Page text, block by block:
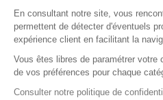
En consultant notre site, vous
permettent de détecter d'éventuels
expérience client en facilitant la
Vous êtes libres de paramétrer
de vos préférences pour chaque
Consulter notre politique de
Aide
Qui sommes-nous
Politique de protection de la